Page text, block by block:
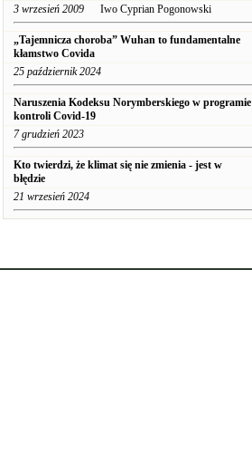
3 wrzesień 2009 Iwo Cyprian Pogonowski
„Tajemnicza choroba” Wuhan to fundamentalne
kłamstwo Covida
25 październik 2024
Naruszenia Kodeksu Norymberskiego w programie
kontroli Covid-19
7 grudzień 2023
Kto twierdzi, że klimat się nie zmienia - jest w
błędzie
21 wrzesień 2024